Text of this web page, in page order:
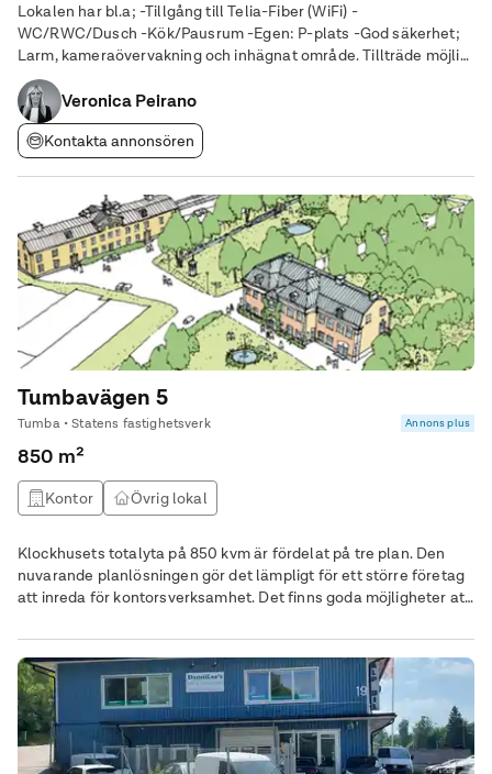
Lokalen har bl.a; -Tillgång till Telia-Fiber (WiFi) -
WC/RWC/Dusch -Kök/Pausrum -Egen: P-plats -God säkerhet;
Larm, kameraövervakning och inhägnat område. Tillträde möjligt
omgående! Varmt välkommen att kontakta oss för en personlig
visning!Veronica Peirano
Kontakta annonsören
Tumbavägen 5
Tumba • Statens fastighetsverk Annons plus
850 m²
Kontor Övrig lokal
Klockhusets totalyta på 850 kvm är fördelat på tre plan. Den
nuvarande planlösningen gör det lämpligt för ett större företag
att inreda för kontorsverksamhet. Det finns goda möjligheter att
SFV hjälper till att anpassa lokalerna efter ditt företags behov.
Det är också möjligt för flera hyresgäster att dela lokalerna då
det finns